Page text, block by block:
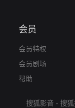
会员
会员特权
会员剧场
帮助
搜狐影音 - 搜